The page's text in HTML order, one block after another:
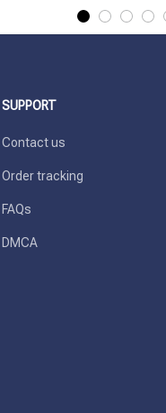
SUPPORT
Contact us
Order tracking
FAQs
DMCA